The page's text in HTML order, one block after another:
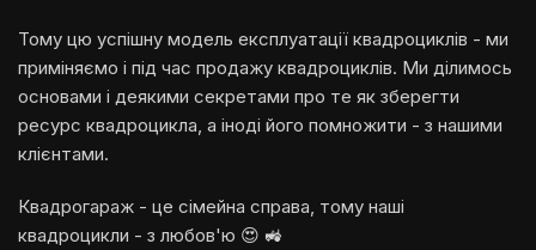
Тому цю успішну модель експлуатації квадроциклів - ми
приміняємо і під час продажу квадроциклів. Ми ділимось
основами і деякими секретами про те як зберегти
ресурс квадроцикла, а іноді його помножити - з нашими
клієнтами.
Квадрогараж - це сімейна справа, тому наші
квадроцикли - з любов'ю 😍 🚜